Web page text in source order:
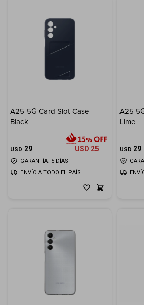
A25 5G Card Slot Case -
Black
USD 29 USD 25
GARANTÍA: 5 DÍAS
ENVÍO A TODO EL PAÍS
A25
Lime
USD 29